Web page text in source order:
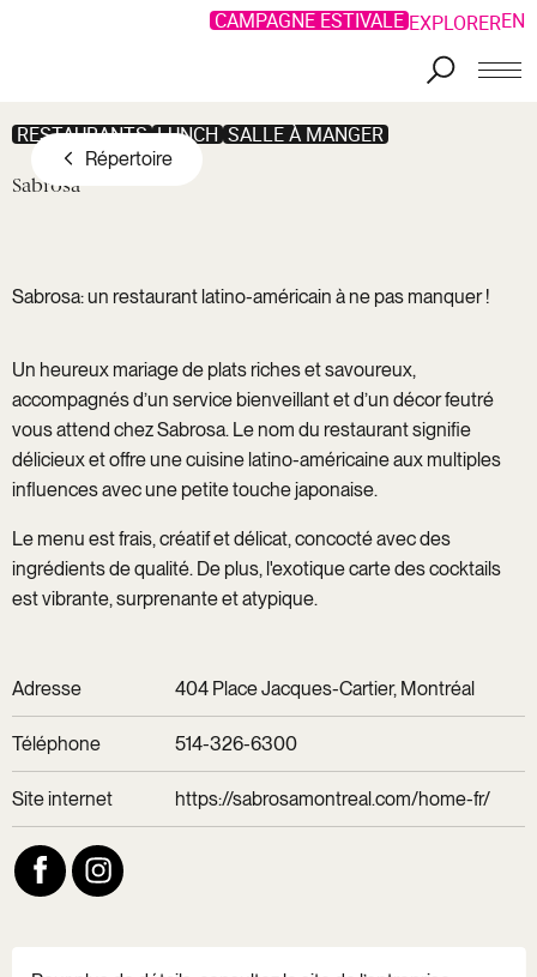
Aller au contenu principal
CAMPAGNE ESTIVALE EXPLOREREN
Répertoire
RESTAURANTS LUNCH SALLE À MANGER
Sabrosa
Sabrosa: un restaurant latino-américain à ne pas manquer !
Un heureux mariage de plats riches et savoureux,
accompagnés d’un service bienveillant et d’un décor feutré
vous attend chez Sabrosa. Le nom du restaurant signifie
délicieux et offre une cuisine latino-américaine aux multiples
influences avec une petite touche japonaise.
Le menu est frais, créatif et délicat, concocté avec des
ingrédients de qualité. De plus, l'exotique carte des cocktails
est vibrante, surprenante et atypique.
Adresse 404 Place Jacques-Cartier, Montréal
Téléphone 514-326-6300
Site internet https://sabrosamontreal.com/home-fr/